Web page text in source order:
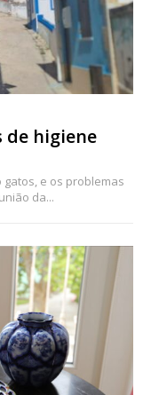
de higiene
e os problemas
da...